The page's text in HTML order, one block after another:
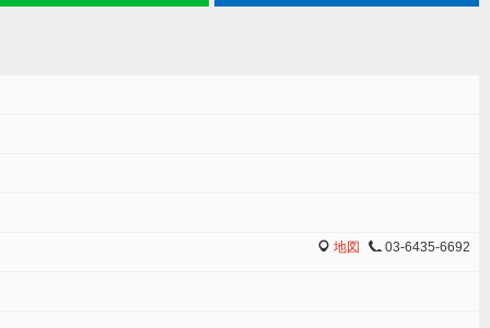
MAP
地図 TEL
03-6435-6692